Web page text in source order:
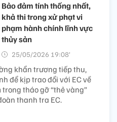
Bảo đảm tính thống nhất,
khả thi trong xử phạt vi
phạm hành chính lĩnh vực
thủy sản
25/05/2026 19:08’
khẩn trương tiếp thu,
để kịp trao đổi với EC về
tháo gỡ “thẻ vàng”
thanh tra EC.